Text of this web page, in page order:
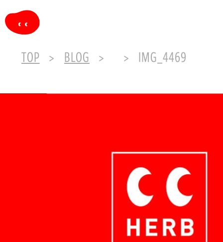
TOP BLOG IMG_4469